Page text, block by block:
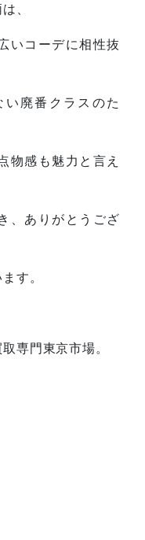
、
いコーデに相性抜
廃番クラスのた
物感も魅力と言え
、ありがとうござ
す。
専門東京市場。